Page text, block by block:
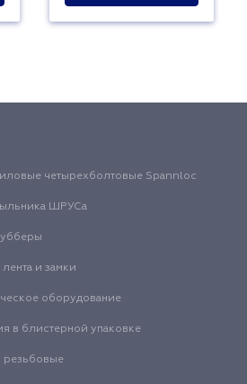
четырехболтовые Spannloc
ШРУСа
и замки
оборудование
в блистерной упаковке